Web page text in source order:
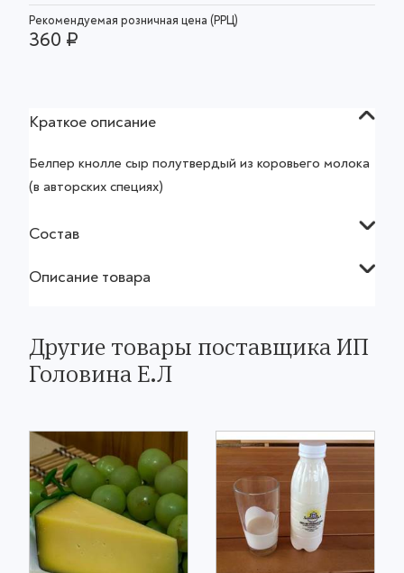
Рекомендуемая розничная цена (РРЦ)
360 ₽
Краткое описание
Белпер кнолле сыр полутвердый из коровьего молока
(в авторских специях)
Состав
Описание товара
Другие товары поставщика ИП
Головина Е.Л